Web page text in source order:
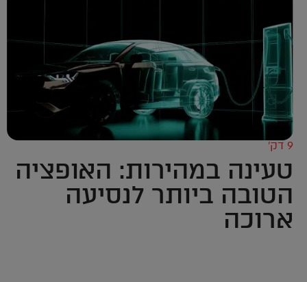
9 דק’
טעינה במהירות: האופציה
הטובה ביותר לנסיעה
ארוכה